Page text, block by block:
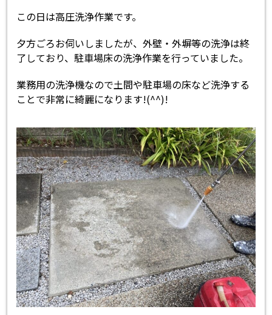
この日は高圧洗浄作業です。
夕方ごろお伺いしましたが、外壁・外塀等の洗浄は終
了しており、駐車場床の洗浄作業を行っていました。
業務用の洗浄機なので土間や駐車場の床など洗浄する
ことで非常に綺麗になります!(^^)!